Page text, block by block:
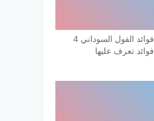
فوائد الفول السوداني 4
فوائد تعرف عليها